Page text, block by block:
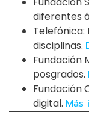
diferentes
Telefónica:
disciplinas.
Fundación
posgrados.
Fundación
digital. Más